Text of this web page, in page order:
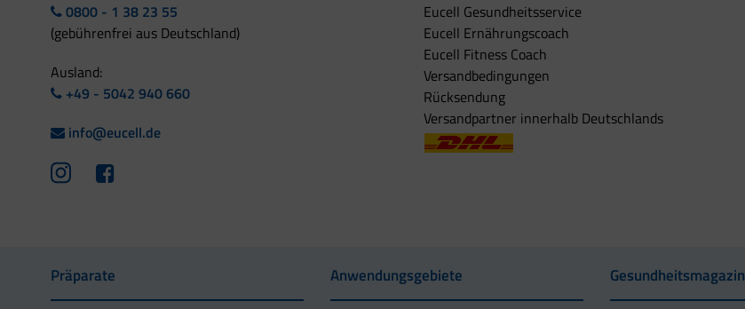
0800 - 1 38 23 55
(gebührenfrei aus Deutschland)
Ausland:
+49 - 5042 940 660
info@eucell.de
Eucell Gesundheitsservice
Eucell Ernährungscoach
Eucell Fitness Coach
Versandbedingungen
Rücksendung
Versandpartner innerhalb Deutschlands
Präparate Anwendungsgebiete Gesundheitsmagazin